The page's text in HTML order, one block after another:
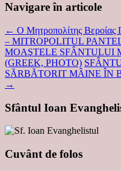
Navigare în articole
← Ο Μητροπολίτης
– MITROPOLITUL
MOAŞTELE SFÂNTULUI
(GREEK, PHOTO)
SĂRBĂTORIT MÂINE ÎN
→
Sfântul Ioan
Cuvânt de folos